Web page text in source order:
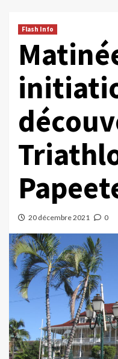
Flash Info
20 décembre 2021 0